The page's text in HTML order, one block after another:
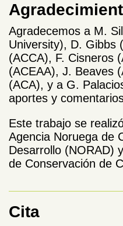
Agradecemos a M.
University), D. Gibbs
(ACCA), F. Cisneros
(ACEAA), J. Beaves
(ACA), y a G.
aportes y
Este trabajo se
Agencia Noruega de
Desarrollo (NORAD)
de Conservación de
Cita